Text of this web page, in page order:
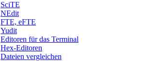
SciTE
NEdit
FTE, eFTE
Yudit
Editoren für das Terminal
Hex-Editoren
Dateien vergleichen